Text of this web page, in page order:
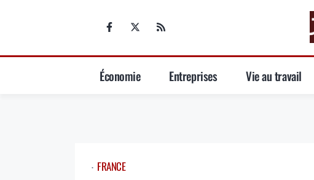
Économie Entreprises Vie au travail
⋅ FRANCE